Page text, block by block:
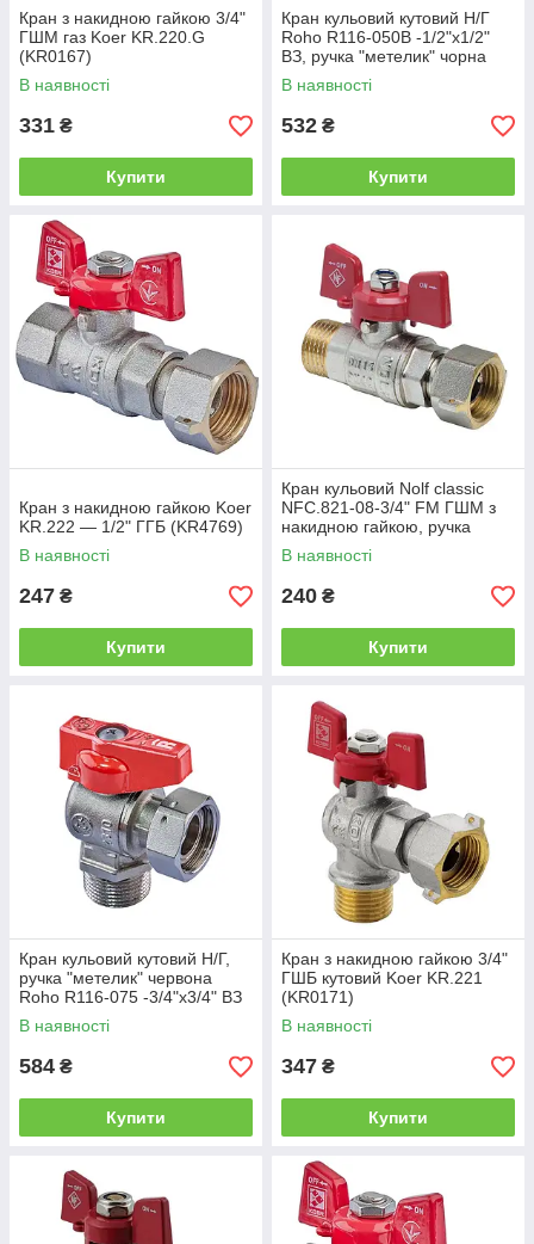
Кран з накидною гайкою 3/4"
ГШМ газ Koer KR.220.G
(KR0167)
В наявності
331 ₴
Купити
Кран кульовий кутовий Н/Г
Roho R116-050B -1/2"х1/2"
ВЗ, ручка "метелик" чорна
(RO0236)
В наявності
532 ₴
Купити
Кран з накидною гайкою Koer
KR.222 — 1/2" ГГБ (KR4769)
В наявності
247 ₴
Купити
Кран кульовий Nolf classic
NFC.821-08-3/4" FM ГШМ з
накидною гайкою, ручка
"метелик" червона (NF3154)
В наявності
240 ₴
Купити
Кран кульовий кутовий Н/Г,
ручка "метелик" червона
Roho R116-075 -3/4"х3/4" ВЗ
(RO0237)
В наявності
584 ₴
Купити
Кран з накидною гайкою 3/4"
ГШБ кутовий Koer KR.221
(KR0171)
В наявності
347 ₴
Купити